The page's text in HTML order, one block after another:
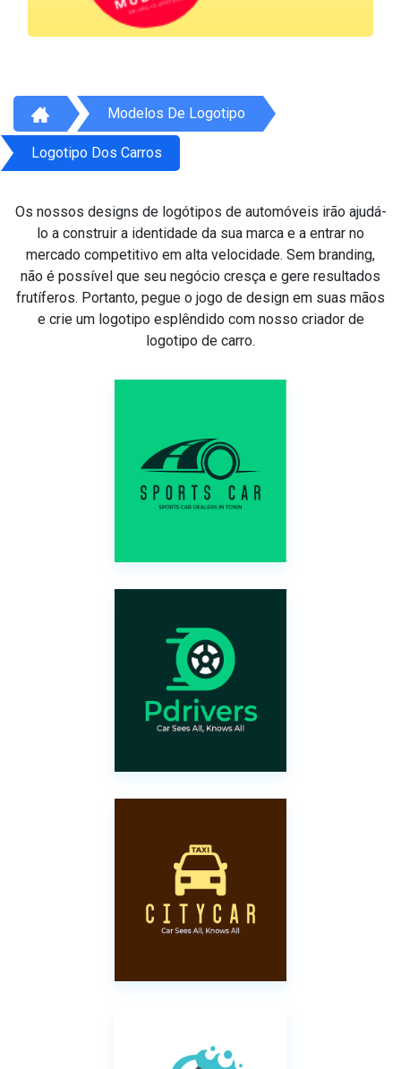
Modelos De Logotipo
Logotipo Dos Carros
Os nossos designs de logótipos de automóveis irão ajudá-
lo a construir a identidade da sua marca e a entrar no
mercado competitivo em alta velocidade. Sem branding,
não é possível que seu negócio cresça e gere resultados
frutíferos. Portanto, pegue o jogo de design em suas mãos
e crie um logotipo esplêndido com nosso criador de
logotipo de carro.